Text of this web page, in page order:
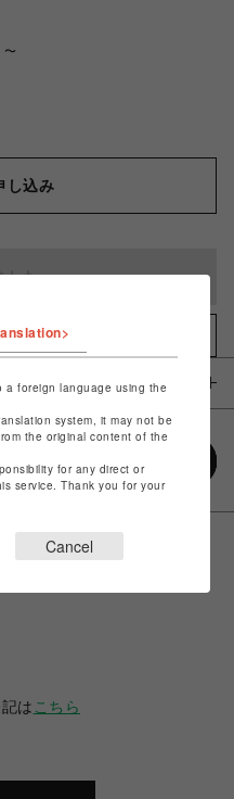
〜
し込み
した
テムに追加
は こちら
a foreign language using the
system, it may not be
the original content of the
for any direct or
service. Thank you for your
Cancel